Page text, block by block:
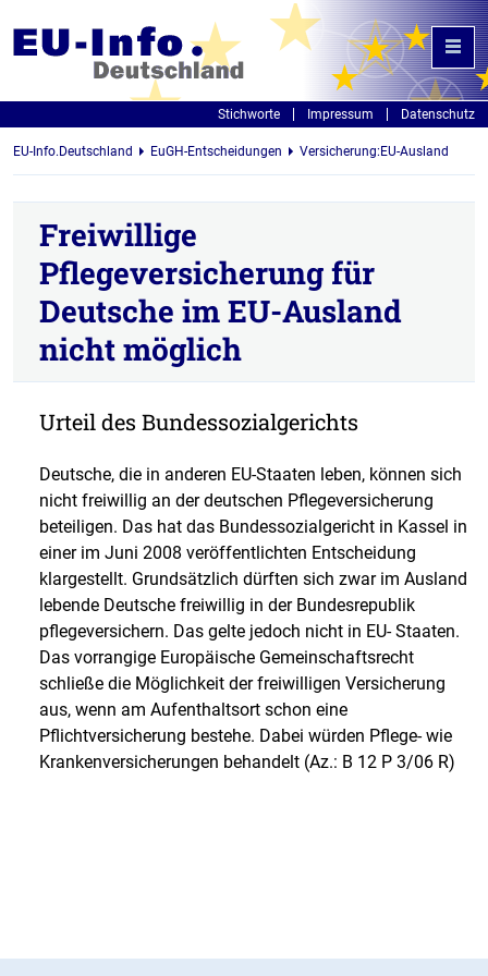
Stichworte Impressum Datenschutz
EU-Info.Deutschland EuGH-Entscheidungen Versicherung:EU-Ausland
Freiwillige
Pflegeversicherung für
Deutsche im EU-Ausland
nicht möglich
Urteil des Bundessozialgerichts
Deutsche, die in anderen EU-Staaten leben, können sich
nicht freiwillig an der deutschen Pflegeversicherung
beteiligen. Das hat das Bundessozialgericht in Kassel in
einer im Juni 2008 veröffentlichten Entscheidung
klargestellt. Grundsätzlich dürften sich zwar im Ausland
lebende Deutsche freiwillig in der Bundesrepublik
pflegeversichern. Das gelte jedoch nicht in EU- Staaten.
Das vorrangige Europäische Gemeinschaftsrecht
schließe die Möglichkeit der freiwilligen Versicherung
aus, wenn am Aufenthaltsort schon eine
Pflichtversicherung bestehe. Dabei würden Pflege- wie
Krankenversicherungen behandelt (Az.: B 12 P 3/06 R)